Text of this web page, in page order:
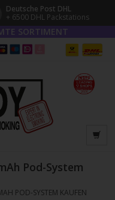
Deutsche Post DHL
+ 6500 DHL Packstations
SORTIMENT
Pod-System
POD-SYSTEM KAUFEN